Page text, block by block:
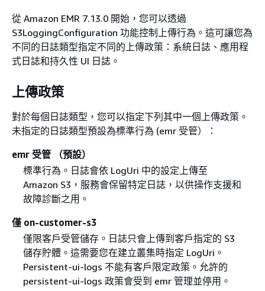
從 Amazon EMR 7.13.0 開始，您可以透過
S3LoggingConfiguration 功能控制上傳行為。這可讓您為
不同的日誌類型指定不同的上傳政策：系統日誌、應用程
式日誌和持久性 UI 日誌。
上傳政策
對於每個日誌類型，您可以指定下列其中一個上傳政策。
未指定的日誌類型預設為標準行為 (emr 受管）：
emr 受管 （預設）
標準行為。日誌會依 LogUri 中的設定上傳至
Amazon S3，服務會保留特定日誌，以供操作支援和
故障診斷之用。
僅 on-customer-s3
僅限客戶受管儲存。日誌只會上傳到客戶指定的 S3
儲存貯體。這需要您在建立叢集時指定 LogUri。
Persistent-ui-logs 不能有客戶限定政策。允許的
persistent-ui-logs 政策會受到 emr 管理並停用。